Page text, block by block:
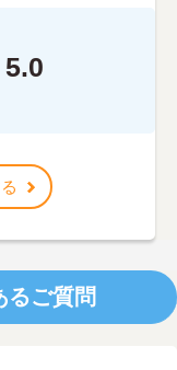
5.0
るご質問